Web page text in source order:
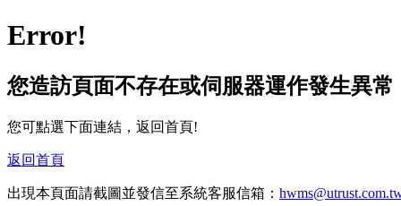
Error!
您造訪頁面不存在或伺服器運作發生異
您可點選下面連結，返回首頁!
返回首頁
出現本頁面請截圖並發信至系統客服信箱：